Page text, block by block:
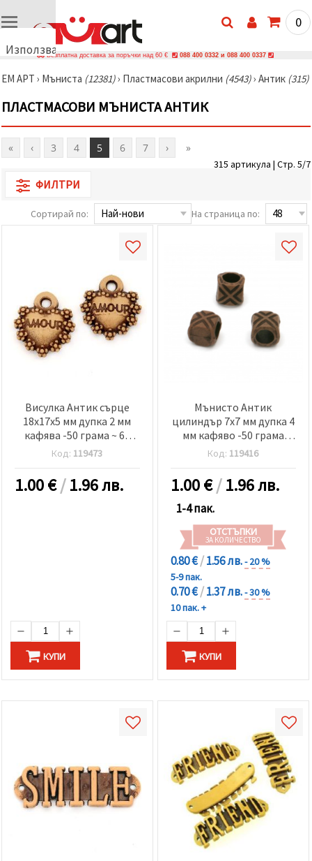
Използваме
🍪
бисквитки
технологии,
за да
осигурим
сайта, да
подобрим
изживяване
и, с твое
показваме
по-
релевантно
съдържание
и реклами,
включително
маркетинг.
Можеш да
да
използваме
всички
избереш
"бисквитки"
и кликнеш
бутона
Настройки
на
бисквитките
0
Безплатна доставка за поръчки над 60 € 088 400 0332 и 088 400 0337
ЕМ АРТ › Мъниста (12381)› Пластмасови акрилни (4543)› Антик (315)
ПЛАСТМАСОВИ МЪНИСТА АНТИК
« ‹ 3 4 5 6 7 › »
315 артикула | Стр. 5/7
ФИЛТРИ
Сортирай по: На страница по:
Висулка Антик сърце
18x17x5 мм дупка 2 мм
кафява -50 грама ~ 64
броя
Код: 119473
1.00€/1.96 лв.
КУПИ
Мънисто Антик
цилиндър 7x7 мм дупка 4
мм кафяво -50 грама
~157 броя
Код: 119416
1.00€/1.96 лв.
1-4 пак.
ОТСТЪПКИ
ЗА КОЛИЧЕСТВО
0.80 €/1.56 лв.- 20 %
5-9 пак.
0.70 €/1.37 лв.- 30 %
10 пак. +
КУПИ